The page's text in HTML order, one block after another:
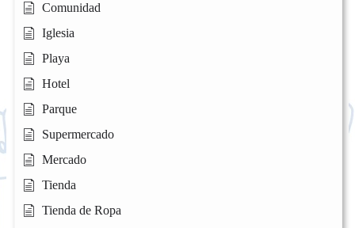
Comunidad
Iglesia
Playa
Hotel
Parque
Supermercado
Mercado
Tienda
Tienda de Ropa